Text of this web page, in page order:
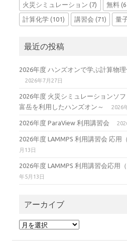
火災シミュレーション (7) 無料
計算化学 (101) 講習会 (71) 量
最近の投稿
2026年度 ハンズオンで学ぶ計算物理
2026年7月27日
2026年度 火災シミュレーションソ
富岳を利用したハンズオン～
2026
2026年度 ParaView 利用講習会
2026年度 LAMMPS 利用講習会 応用
月13日
2026年度 LAMMPS 利用講習会応用
年5月13日
アーカイブ
ア